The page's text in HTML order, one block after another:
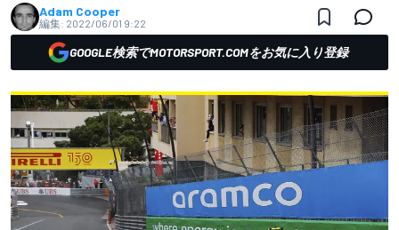
Adam Cooper
編集: 2022/06/01 9:22
GOOGLE検索でMOTORSPORT.COMをお気に入り登録